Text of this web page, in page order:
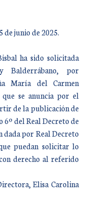
de junio de 2025.
ha sido solicitada
por
María del Carmen
se anuncia por el
de la publicación de
6º del Real Decreto de
dada por Real Decreto
puedan solicitar lo
derecho al referido
Elisa Carolina